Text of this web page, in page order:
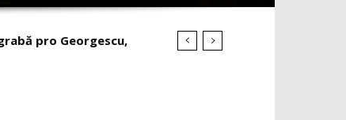
pro Georgescu,